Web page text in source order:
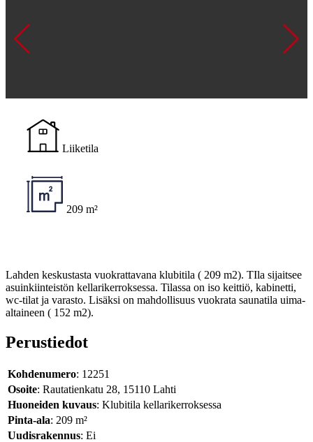
Liiketila
209 m²
Lahden keskustasta vuokrattavana klubitila ( 209 m2). TIla sijaitsee
asuinkiinteistön kellarikerroksessa. Tilassa on iso keittiö, kabinetti,
wc-tilat ja varasto. Lisäksi on mahdollisuus vuokrata saunatila uima-
altaineen ( 152 m2).
Perustiedot
Kohdenumero: 12251
Osoite: Rautatienkatu 28, 15110 Lahti
Huoneiden kuvaus: Klubitila kellarikerroksessa
Pinta-ala: 209 m²
Uudisrakennus: Ei